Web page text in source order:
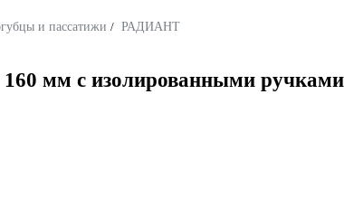
и пассатижи / РАДИАНТ
мм с изолированными ручками